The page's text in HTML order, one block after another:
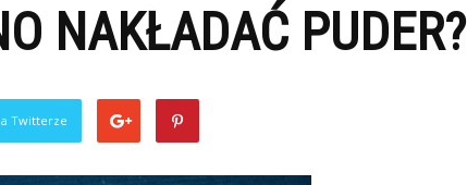
NAKŁADAĆ PUDER?
Twitterze